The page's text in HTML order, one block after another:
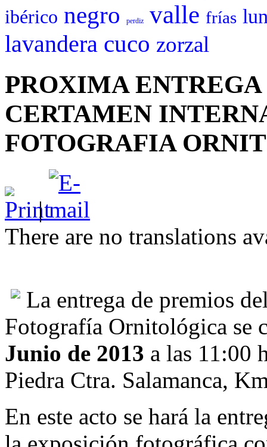
ibérico negro perdiz valle frías
lavandera cuco zorzal
PROXIMA
CERTAMEN
FOTOGRAFIA
|
There are no translations
La entrega de premios
Fotografía Ornitológica se
Junio de 2013 a las 11:00
Piedra Ctra. Salamanca,
En este acto se hará la